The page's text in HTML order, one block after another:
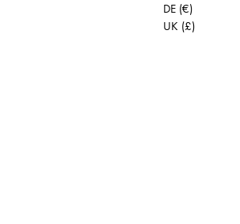
DE (€)
UK (£)